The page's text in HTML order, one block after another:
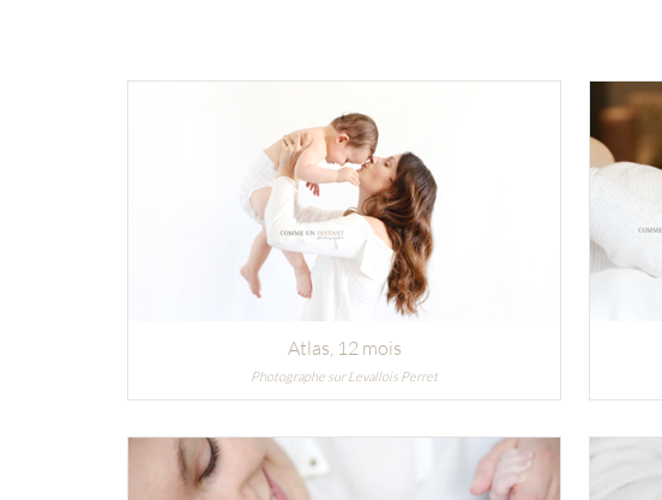
Atlas, 12 mois
Photographe sur Levallois Perret